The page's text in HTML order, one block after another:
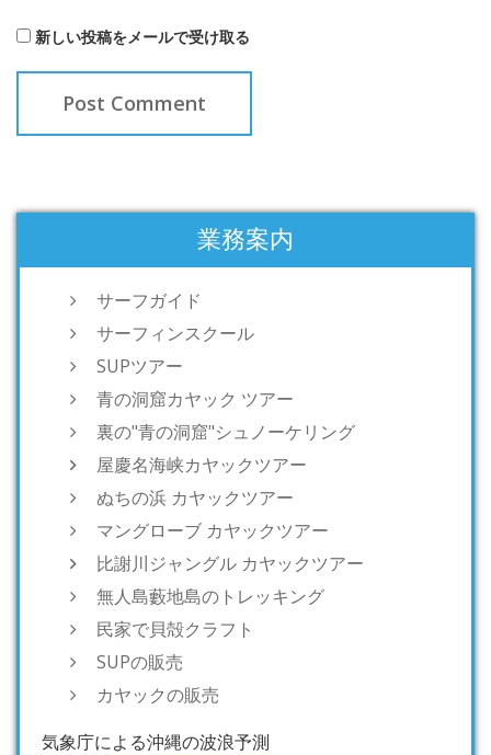
新しい投稿をメールで受け取る
業務案内
サーフガイド
サーフィンスクール
SUPツアー
青の洞窟カヤック ツアー
裏の"青の洞窟"シュノーケリング
屋慶名海峡カヤックツアー
ぬちの浜 カヤックツアー
マングローブ カヤックツアー
比謝川ジャングル カヤックツアー
無人島藪地島のトレッキング
民家で貝殻クラフト
SUPの販売
カヤックの販売
気象庁による沖縄の波浪予測